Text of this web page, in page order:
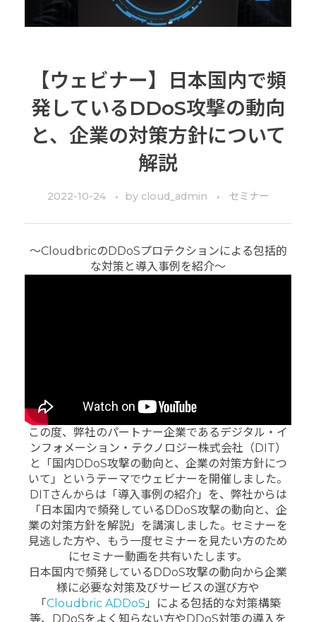
【ウェビナー】日本国内で頻
発しているDDoS攻撃の動向
と、企業の対策方針について
解説
2022-10-24 by cloud_admin セミナー
～CloudbricのDDoSプロテクションによる包括的
な対策と導入事例を紹介～
この度、弊社のパートナー企業であるデジタル・イ
ンフォメーション・テクノロジー株式会社（DIT）
と「国内DDoS攻撃の動向と、企業の対策方針につ
いて」というテーマでウェビナーを開催しました。
DITさんからは「導入事例の紹介」を、弊社からは
「日本国内で頻発しているDDoS攻撃の動向と、企
業の対策方針を解説」を講演しました。セミナーを
見逃した方や、もう一度セミナーを見たい方のため
にセミナー動画を共有いたします。
日本国内で頻発しているDDoS攻撃の動向から企業
様に必要な対策及びサービスの選び方や
「Cloudbric ADDoS 」による包括的な対策構築
等、DDoSをよく知らない方やDDoS対策の導入を